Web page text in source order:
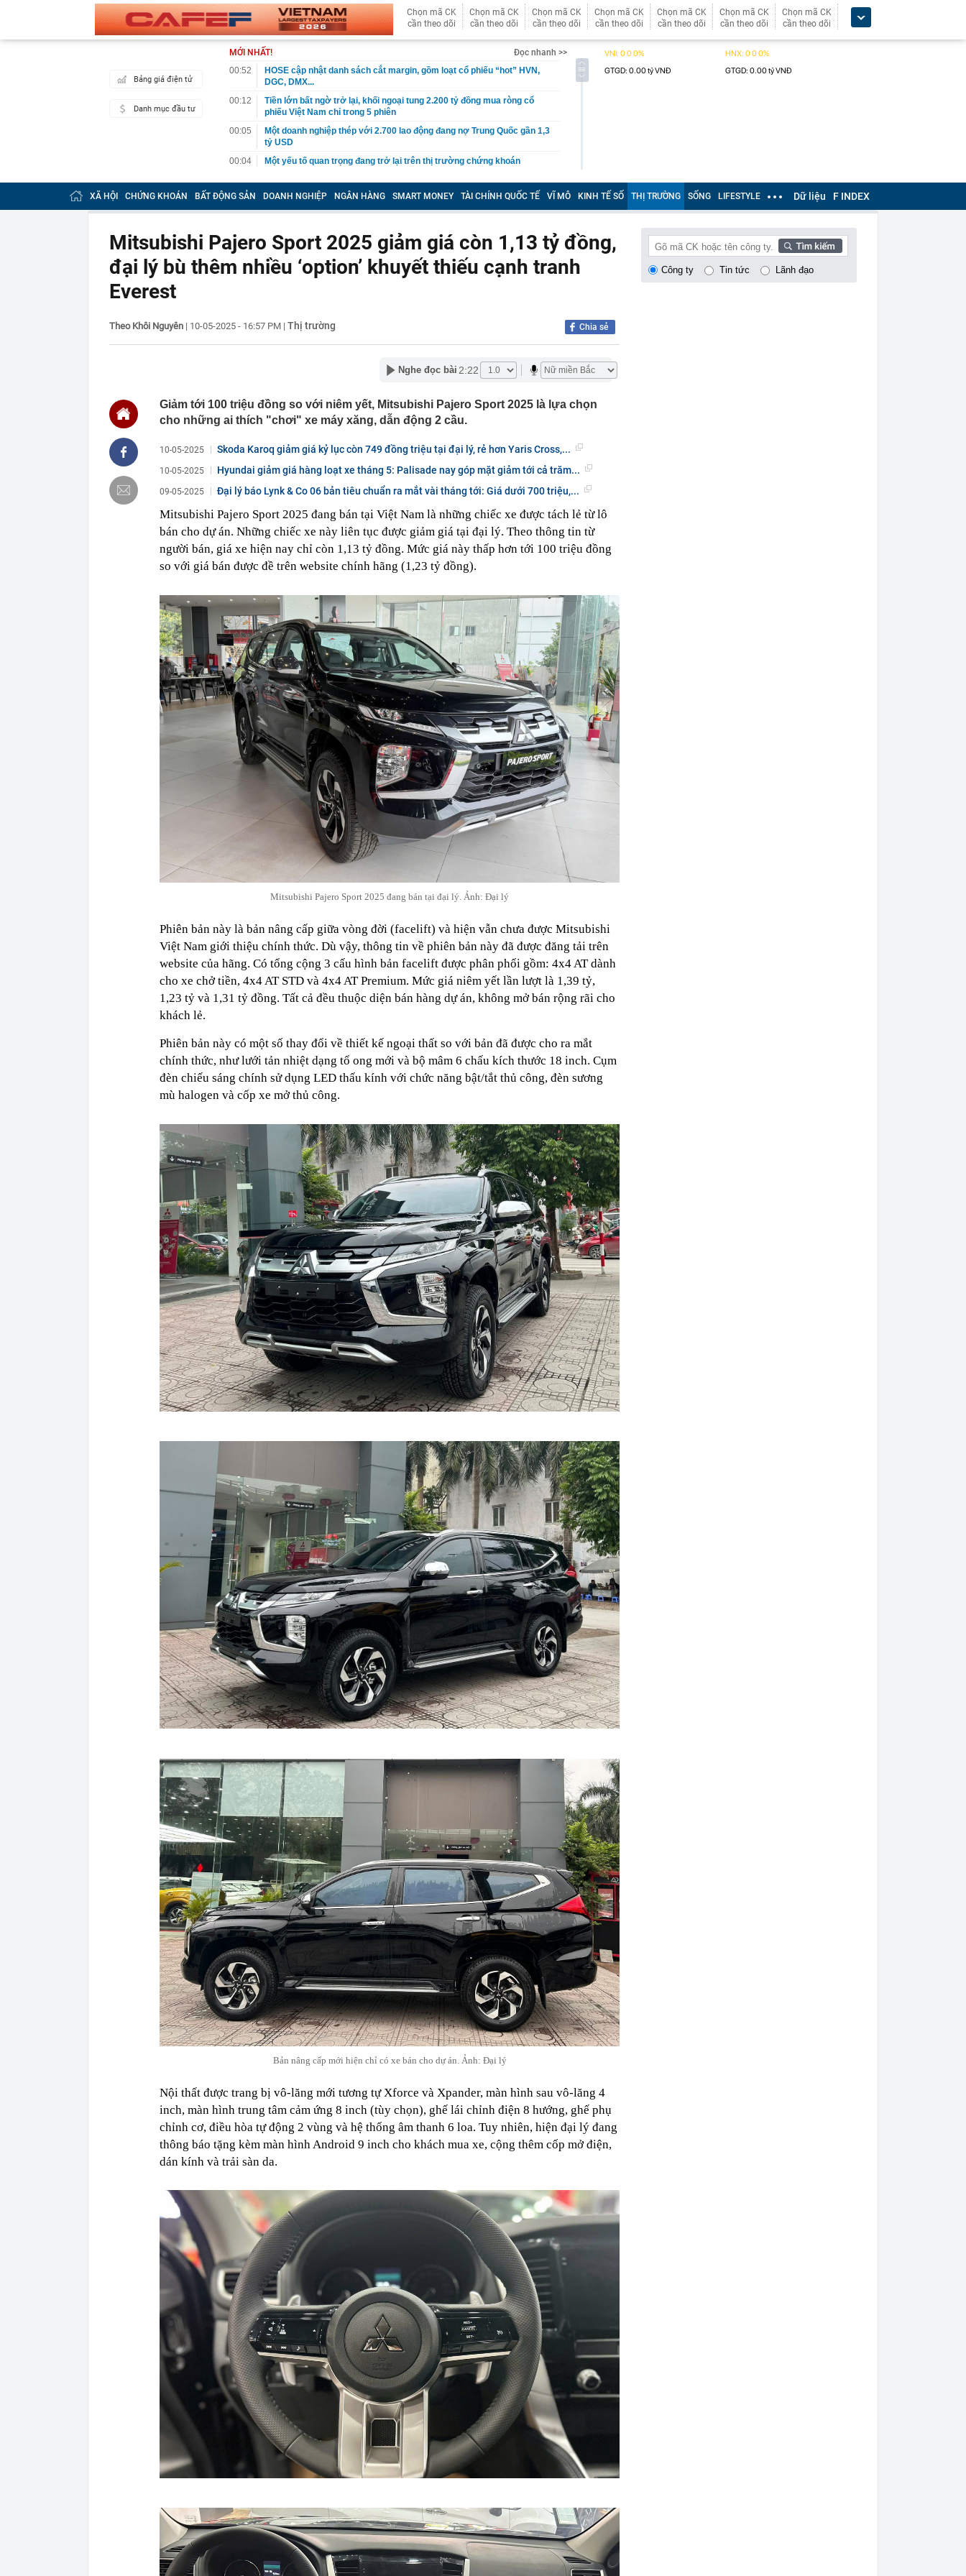
Chọn mã CK
cần theo dõi
Chọn mã CK
cần theo dõi
Chọn mã CK
cần theo dõi
Chọn mã CK
cần theo dõi
Chọn mã CK
cần theo dõi
Chọn mã CK
cần theo dõi
Chọn mã CK
cần theo dõi
Bảng giá điện tử
Danh mục đầu tư
MỚI NHẤT!
Đọc nhanh >>
00:52
HOSE cập nhật danh sách cắt margin, gồm loạt cổ phiếu “hot” HVN,
DGC, DMX...
00:12
Tiền lớn bất ngờ trở lại, khối ngoại tung 2.200 tỷ đồng mua ròng cổ
phiếu Việt Nam chỉ trong 5 phiên
00:05
Một doanh nghiệp thép với 2.700 lao động đang nợ Trung Quốc gần 1,3
tỷ USD
00:04
Một yếu tố quan trọng đang trở lại trên thị trường chứng khoán
23:40
Người đàn ông 50 tuổi ăn cà tím mỗi ngày để chữa tiểu đường, 3 tháng
sau bác sĩ hỏi: "Ông ăn gì thế?"
23:34
Nam ca sĩ rao bán biệt thự 9 phòng ngủ ở TP.HCM giá gốc 600 tỷ, giảm
23:28
Trấn Thành công bố phim Tết 2027, nghe tên ai cũng quả quyết “chắc
chắn là siêu phẩm”
Bí mật được Apple giấu kín suốt 15 năm trên iPhone
22:48
5 LOẠI rau quen thuộc có khả năng tích tụ kim loại nặng, người Việt
nên cẩn thận nguồn gốc trước khi sử dụng
22:07
Không cần tặng quà, 5 câu nói này đủ sức khiến mối quan hệ phụ
huynh - giáo viên gắn bó khăng khít, con trẻ được hưởng lợi!
của Nga
vợ thiếu tá kém 12 tuổi
21:51
Một ô tô biển 29A "dính" gần 100 lần phạt nguội do chạy quá tốc độ quy
21:37
Tổng thống Trump bực bội vì lộ tin về kho đạn dược Mỹ
Du khách Tây: Không khí tập thể dục sáng ở Việt Nam 'có tính gây
nghiện rất cao'
21:20
Miền Bắc sắp đón đợt nắng nóng mới, chấm dứt mưa dông
38 lần táo: Phụ nữ ăn đều sẽ tốt cho dạ dày và sống thọ
XÃ HỘI CHỨNG KHOÁN BẤT ĐỘNG SẢN DOANH NGHIỆP NGÂN HÀNG SMART MONEY TÀI CHÍNH QUỐC TẾ VĨ MÔ KINH TẾ SỐ THỊ TRƯỜNG SỐNG LIFESTYLE Dữ liệu F INDEX
Mitsubishi Pajero Sport 2025 giảm giá còn 1,13 tỷ đồng,
đại lý bù thêm nhiều ‘option’ khuyết thiếu cạnh tranh
Everest
Theo Khôi Nguyên | 10-05-2025 - 16:57 PM | Thị trường Chia sẻ
Nghe đọc bài 2:22
Giảm tới 100 triệu đồng so với niêm yết, Mitsubishi Pajero Sport 2025 là lựa chọn
cho những ai thích "chơi" xe máy xăng, dẫn động 2 cầu.
10-05-2025 Skoda Karoq giảm giá kỷ lục còn 749 đồng triệu tại đại lý, rẻ hơn Yaris Cross,...
10-05-2025 Hyundai giảm giá hàng loạt xe tháng 5: Palisade nay góp mặt giảm tới cả trăm...
09-05-2025 Đại lý báo Lynk & Co 06 bản tiêu chuẩn ra mắt vài tháng tới: Giá dưới 700 triệu,...
Mitsubishi Pajero Sport 2025 đang bán tại Việt Nam là những chiếc xe được tách lẻ từ lô
bán cho dự án. Những chiếc xe này liên tục được giảm giá tại đại lý. Theo thông tin từ
người bán, giá xe hiện nay chỉ còn 1,13 tỷ đồng. Mức giá này thấp hơn tới 100 triệu đồng
so với giá bán được đề trên website chính hãng (1,23 tỷ đồng).
Mitsubishi Pajero Sport 2025 đang bán tại đại lý. Ảnh: Đại lý
Phiên bản này là bản nâng cấp giữa vòng đời (facelift) và hiện vẫn chưa được Mitsubishi
Việt Nam giới thiệu chính thức. Dù vậy, thông tin về phiên bản này đã được đăng tải trên
website của hãng. Có tổng cộng 3 cấu hình bản facelift được phân phối gồm: 4x4 AT dành
cho xe chở tiền, 4x4 AT STD và 4x4 AT Premium. Mức giá niêm yết lần lượt là 1,39 tỷ,
1,23 tỷ và 1,31 tỷ đồng. Tất cả đều thuộc diện bán hàng dự án, không mở bán rộng rãi cho
khách lẻ.
Phiên bản này có một số thay đổi về thiết kế ngoại thất so với bản đã được cho ra mắt
chính thức, như lưới tản nhiệt dạng tổ ong mới và bộ mâm 6 chấu kích thước 18 inch. Cụm
đèn chiếu sáng chính sử dụng LED thấu kính với chức năng bật/tắt thủ công, đèn sương
mù halogen và cốp xe mở thủ công.
Bản nâng cấp mới hiện chỉ có xe bán cho dự án. Ảnh: Đại lý
Nội thất được trang bị vô-lăng mới tương tự Xforce và Xpander, màn hình sau vô-lăng 4
inch, màn hình trung tâm cảm ứng 8 inch (tùy chọn), ghế lái chỉnh điện 8 hướng, ghế phụ
chỉnh cơ, điều hòa tự động 2 vùng và hệ thống âm thanh 6 loa. Tuy nhiên, hiện đại lý đang
thông báo tặng kèm màn hình Android 9 inch cho khách mua xe, cộng thêm cốp mở điện,
dán kính và trải sàn da.
Công ty Tin tức Lãnh đạo